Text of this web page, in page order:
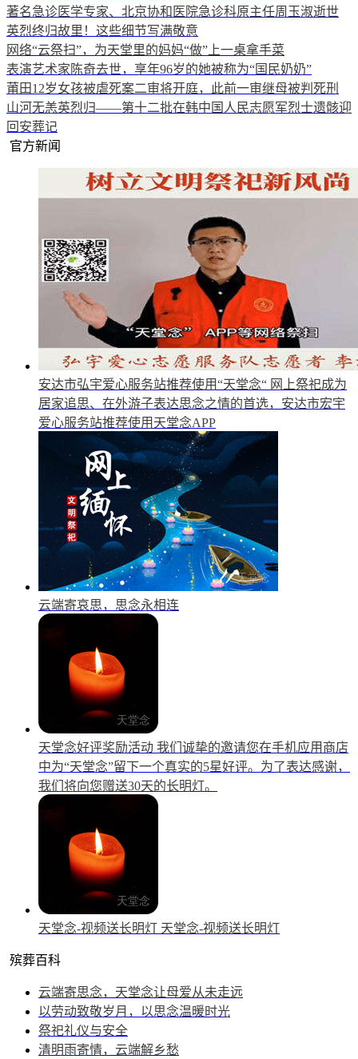
著名急诊医学专家、北京协和医院急诊科原主任周玉淑逝世
英烈终归故里！这些细节写满敬意
网络“云祭扫”，为天堂里的妈妈“做”上一桌拿手菜
表演艺术家陈奇去世，享年96岁的她被称为“国民奶奶”
莆田12岁女孩被虐死案二审将开庭，此前一审继母被判死刑
山河无恙英烈归——第十二批在韩中国人民志愿军烈士遗骸迎
回安葬记
官方新闻
安达市弘宇爱心服务站推荐使用“天堂念“ 网上祭祀成为
居家追思、在外游子表达思念之情的首选，安达市宏宇
爱心服务站推荐使用天堂念APP
云端寄哀思，思念永相连
天堂念好评奖励活动 我们诚挚的邀请您在手机应用商店
中为“天堂念”留下一个真实的5星好评。为了表达感谢，
我们将向您赠送30天的长明灯。
天堂念-视频送长明灯 天堂念-视频送长明灯
殡葬百科
云端寄思念，天堂念让母爱从未走远
以劳动致敬岁月，以思念温暖时光
祭祀礼仪与安全
清明雨寄情，云端解乡愁